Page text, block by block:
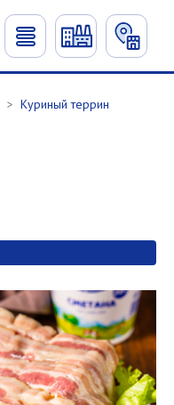
> Куриный террин